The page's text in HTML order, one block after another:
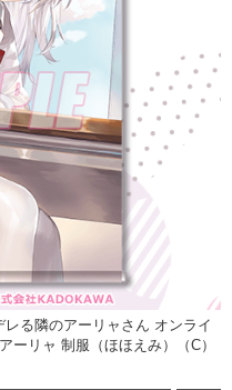
る隣のアーリャさん オンライ
ーリャ 制服（ほほえみ）（C）